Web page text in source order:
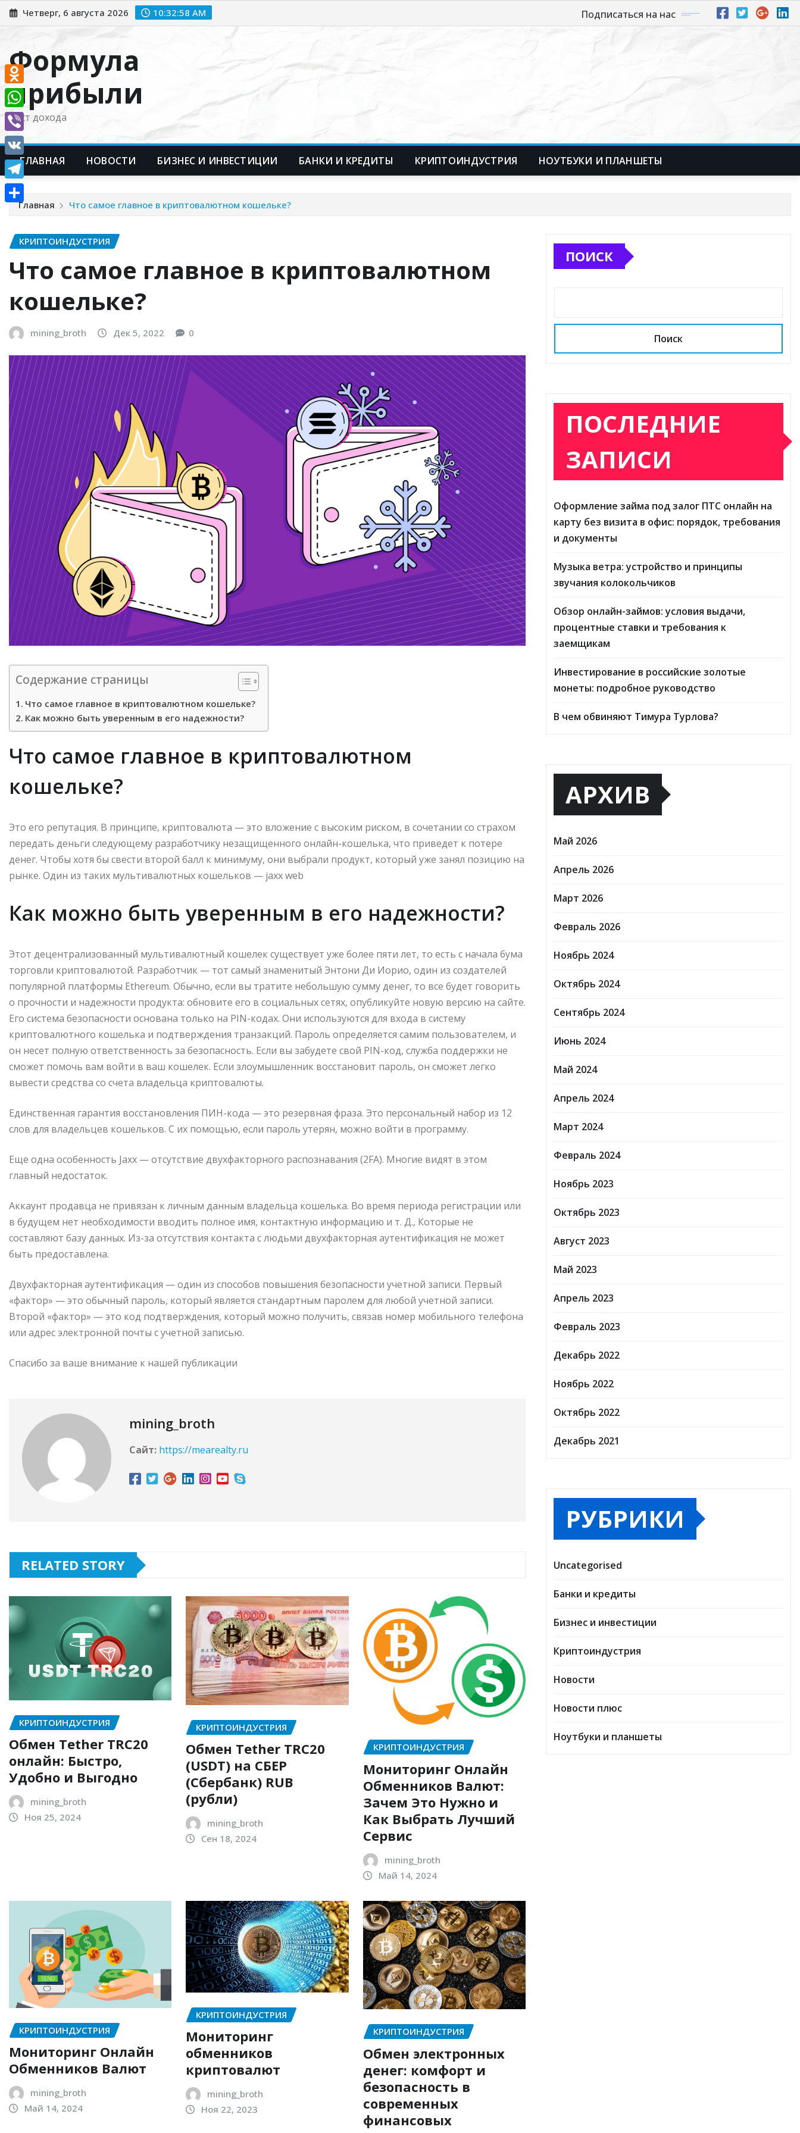
Перейти
к
Четверг, 6 августа 2026 10:32:59 AM Подписаться на нас
Формула
прибыли
Рост дохода
ГЛАВНАЯ НОВОСТИ БИЗНЕС И ИНВЕСТИЦИИ БАНКИ И КРЕДИТЫ КРИПТОИНДУСТРИЯ НОУТБУКИ И ПЛАНШЕТЫ
Главная Что самое главное в криптовалютном кошельке?
КРИПТОИНДУСТРИЯ
Что самое главное в криптовалютном
кошельке?
mining_broth Дек 5, 2022 0
Содержание страницы
Что самое главное в криптовалютном кошельке?
Как можно быть уверенным в его надежности?
Что самое главное в криптовалютном
кошельке?
Это его репутация. В принципе, криптовалюта — это вложение с высоким риском, в сочетании со страхом
передать деньги следующему разработчику незащищенного онлайн-кошелька, что приведет к потере
денег. Чтобы хотя бы свести второй балл к минимуму, они выбрали продукт, который уже занял позицию на
рынке. Один из таких мультивалютных кошельков — jaxx web
Как можно быть уверенным в его надежности?
Этот децентрализованный мультивалютный кошелек существует уже более пяти лет, то есть с начала бума
торговли криптовалютой. Разработчик — тот самый знаменитый Энтони Ди Иорио, один из создателей
популярной платформы Ethereum. Обычно, если вы тратите небольшую сумму денег, то все будет говорить
о прочности и надежности продукта: обновите его в социальных сетях, опубликуйте новую версию на сайте.
Его система безопасности основана только на PIN-кодах. Они используются для входа в систему
криптовалютного кошелька и подтверждения транзакций. Пароль определяется самим пользователем, и
он несет полную ответственность за безопасность. Если вы забудете свой PIN-код, служба поддержки не
сможет помочь вам войти в ваш кошелек. Если злоумышленник восстановит пароль, он сможет легко
вывести средства со счета владельца криптовалюты.
Единственная гарантия восстановления ПИН-кода — это резервная фраза. Это персональный набор из 12
слов для владельцев кошельков. С их помощью, если пароль утерян, можно войти в программу.
Еще одна особенность Jaxx — отсутствие двухфакторного распознавания (2FA). Многие видят в этом
главный недостаток.
Аккаунт продавца не привязан к личным данным владельца кошелька. Во время периода регистрации или
в будущем нет необходимости вводить полное имя, контактную информацию и т. Д., Которые не
составляют базу данных. Из-за отсутствия контакта с людьми двухфакторная аутентификация не может
быть предоставлена.
Двухфакторная аутентификация — один из способов повышения безопасности учетной записи. Первый
«фактор» — это обычный пароль, который является стандартным паролем для любой учетной записи.
Второй «фактор» — это код подтверждения, который можно получить, связав номер мобильного телефона
или адрес электронной почты с учетной записью.
Спасибо за ваше внимание к нашей публикации
mining_broth
Сайт: https://mearealty.ru
RELATED STORY
КРИПТОИНДУСТРИЯ
Обмен Tether TRC20
онлайн: Быстро,
Удобно и Выгодно
mining_broth
Ноя 25, 2024
КРИПТОИНДУСТРИЯ
Обмен Tether TRC20
(USDT) на СБЕР
(Сбербанк) RUB
(рубли)
mining_broth
Сен 18, 2024
КРИПТОИНДУСТРИЯ
Мониторинг Онлайн
Обменников Валют:
Зачем Это Нужно и
Как Выбрать Лучший
Сервис
mining_broth
Май 14, 2024
КРИПТОИНДУСТРИЯ
Мониторинг Онлайн
Обменников Валют
mining_broth
Май 14, 2024
КРИПТОИНДУСТРИЯ
Мониторинг
обменников
криптовалют
mining_broth
Ноя 22, 2023
КРИПТОИНДУСТРИЯ
Обмен электронных
денег: комфорт и
безопасность в
современных
финансовых
ПОИСК
Поиск
ПОСЛЕДНИЕ
ЗАПИСИ
Оформление займа под залог ПТС онлайн на
карту без визита в офис: порядок, требования
и документы
Музыка ветра: устройство и принципы
звучания колокольчиков
Обзор онлайн-займов: условия выдачи,
процентные ставки и требования к
заемщикам
Инвестирование в российские золотые
монеты: подробное руководство
В чем обвиняют Тимура Турлова?
АРХИВ
Май 2026
Апрель 2026
Март 2026
Февраль 2026
Ноябрь 2024
Октябрь 2024
Сентябрь 2024
Июнь 2024
Май 2024
Апрель 2024
Март 2024
Февраль 2024
Ноябрь 2023
Октябрь 2023
Август 2023
Май 2023
Апрель 2023
Февраль 2023
Декабрь 2022
Ноябрь 2022
Октябрь 2022
Декабрь 2021
РУБРИКИ
Uncategorised
Банки и кредиты
Бизнес и инвестиции
Криптоиндустрия
Новости
Новости плюс
Ноутбуки и планшеты
Odnoklassniki
WhatsApp
Viber
VK
Telegram
Отправить